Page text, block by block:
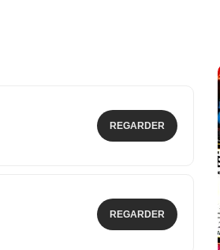
REGARDER
REGARDER